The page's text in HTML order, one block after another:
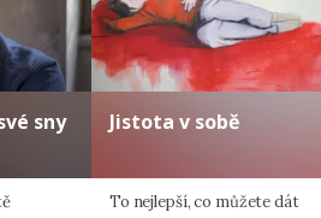
sny Jistota v sobě
To nejlepší, co můžete dát